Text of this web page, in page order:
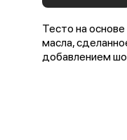
Тесто на основе
масла,
добавлением